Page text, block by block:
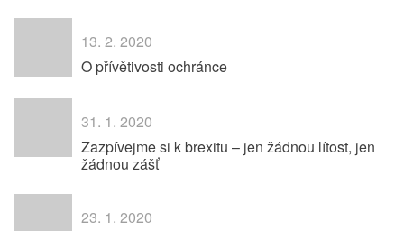
13. 2. 2020
O přívětivosti ochránce
31. 1. 2020
Zazpívejme si k brexitu – jen žádnou lítost, jen
žádnou zášť
23. 1. 2020